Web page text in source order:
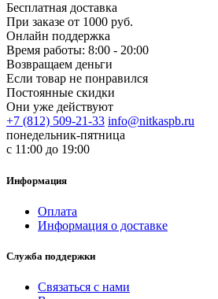
Бесплатная доставка
При заказе от 1000 руб.
Онлайн поддержка
Время работы: 8:00 - 20:00
Возвращаем деньги
Если товар не понравился
Постоянные скидки
Они уже действуют
+7 (812) 509-21-33 info@nitkaspb.ru
понедельник-пятница
с 11:00 до 19:00
Информация
Оплата
Информация о доставке
Служба поддержки
Связаться с нами